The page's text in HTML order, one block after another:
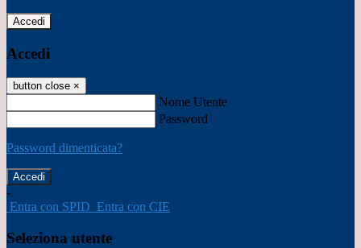
Accedi
Accedi
button close ×
Nome Utente
Password
Password dimenticata?
-
Entra con SPID Entra con CIE
Seleziona utente